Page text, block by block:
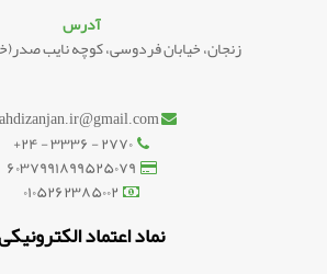
آدرس
زنجان، خیابان فردوسی، کوچه نایب
نماد اعتماد